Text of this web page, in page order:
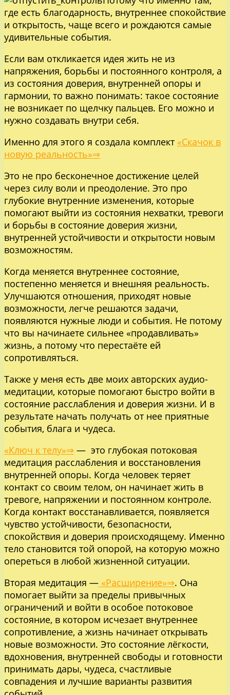
где есть благодарность, внутреннее спокойствие
и открытость, чаще всего и рождаются самые
удивительные события.
Если вам откликается идея жить не из
напряжения, борьбы и постоянного контроля, а
из состояния доверия, внутренней опоры и
гармонии, то важно понимать: такое состояние
не возникает по щелчку пальцев. Его можно и
нужно создавать внутри себя.
Именно для этого я создала комплект «Скачок в
новую реальность»⇒
Это не про бесконечное достижение целей
через силу воли и преодоление. Это про
глубокие внутренние изменения, которые
помогают выйти из состояния нехватки, тревоги
и борьбы в состояние доверия жизни,
внутренней устойчивости и открытости новым
возможностям.
Когда меняется внутреннее состояние,
постепенно меняется и внешняя реальность.
Улучшаются отношения, приходят новые
возможности, легче решаются задачи,
появляются нужные люди и события. Не потому
что вы начинаете сильнее «продавливать»
жизнь, а потому что перестаёте ей
сопротивляться.
Также у меня есть две моих авторских аудио-
медитации, которые помогают быстро войти в
состояние расслабления и доверия жизни. И в
результате начать получать от нее приятные
события, блага и чудеса.
«Ключ к телу»⇒ — это глубокая потоковая
медитация расслабления и восстановления
внутренней опоры. Когда человек теряет
контакт со своим телом, он начинает жить в
тревоге, напряжении и постоянном контроле.
Когда контакт восстанавливается, появляется
чувство устойчивости, безопасности,
спокойствия и доверия происходящему. Именно
тело становится той опорой, на которую можно
опереться в любой жизненной ситуации.
Вторая медитация — «Расширение»⇒. Она
помогает выйти за пределы привычных
ограничений и войти в особое потоковое
состояние, в котором исчезает внутреннее
сопротивление, а жизнь начинает открывать
новые возможности. Это состояние лёгкости,
вдохновения, внутренней свободы и готовности
принимать дары, чудеса, счастливые
совпадения и лучшие варианты развития